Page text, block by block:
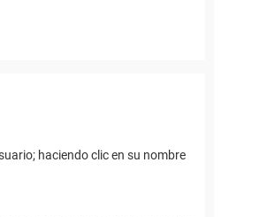
haciendo clic en su nombre